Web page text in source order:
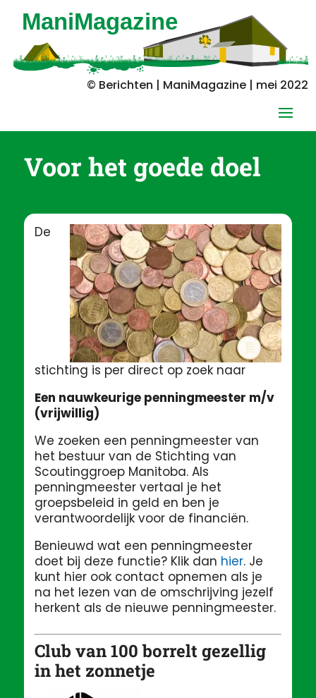
© Berichten | ManiMagazine | mei 2022
Voor het goede doel
De
stichting is per direct op zoek naar
Een nauwkeurige penningmeester m/v
(vrijwillig)
We zoeken een penningmeester van
het bestuur van de Stichting van
Scoutinggroep Manitoba. Als
penningmeester vertaal je het
groepsbeleid in geld en ben je
verantwoordelijk voor de financiën.
Benieuwd wat een penningmeester
doet bij deze functie? Klik dan hier. Je
kunt hier ook contact opnemen als je
na het lezen van de omschrijving jezelf
herkent als de nieuwe penningmeester.
Club van 100 borrelt gezellig
in het zonnetje